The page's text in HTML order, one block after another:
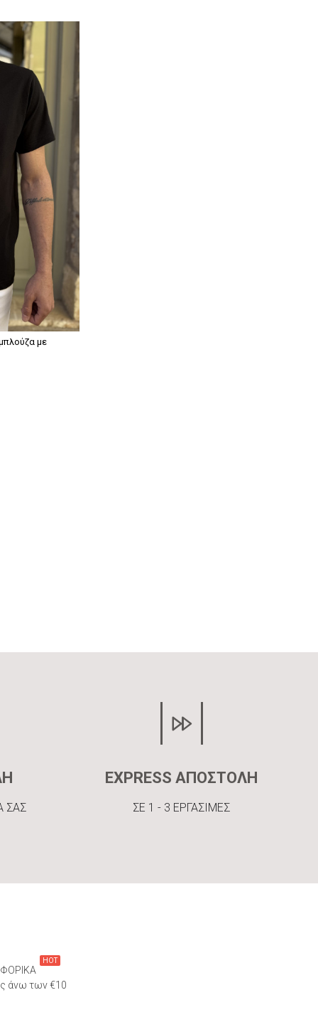
με
ΣΑΣ
EXPRESS ΑΠΟΣΤΟΛΗ
ΣΕ 1 - 3 ΕΡΓΑΣΙΜΕΣ
HOT
άνω των €10